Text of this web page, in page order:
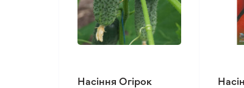
Насіння Огірок